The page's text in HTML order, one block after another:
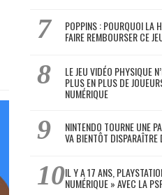
POPPINS : POURQUOI LA
FAIRE REMBOURSER CE
LE JEU VIDÉO PHYSIQUE
PLUS EN PLUS DE
NUMÉRIQUE
NINTENDO TOURNE UNE
VA BIENTÔT DISPARAÎTRE
IL Y A 17 ANS,
NUMÉRIQUE » AVEC LA